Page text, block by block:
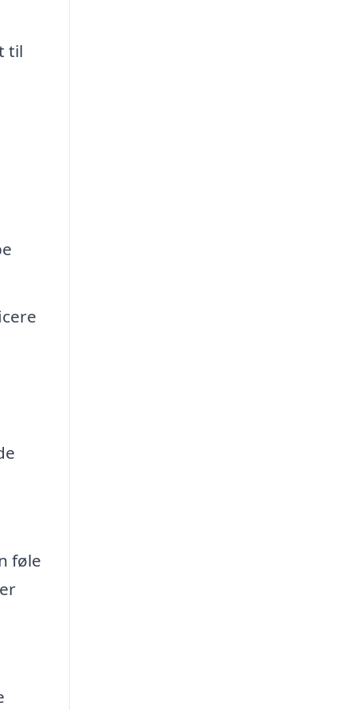
til
føle